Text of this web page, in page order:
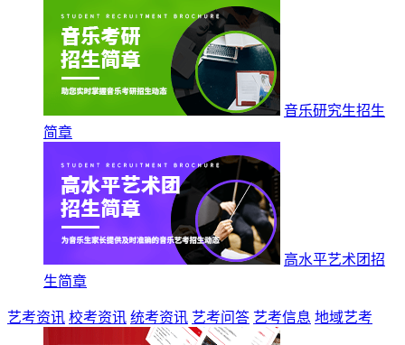
音乐研究生招生
简章
高水平艺术团招
生简章
艺考资讯 校考资讯 统考资讯 艺考问答 艺考信息 地域艺考